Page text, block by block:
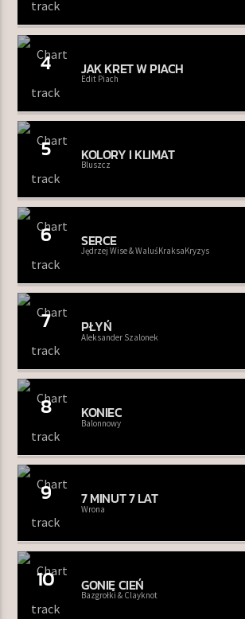
4 JAK KRET W PIACH
Edit Piach
5 KOLORY I KLIMAT
Bluszcz
6 SERCE
Jędrzej Wise & WaluśKraksaKryzys
7 PŁYŃ
Aleksander Szalonek
8 KONIEC
Balonnowy
9 7 MINUT 7 LAT
Wrona
10 GONIĘ CIEŃ
Bazgrołki & Clayknot